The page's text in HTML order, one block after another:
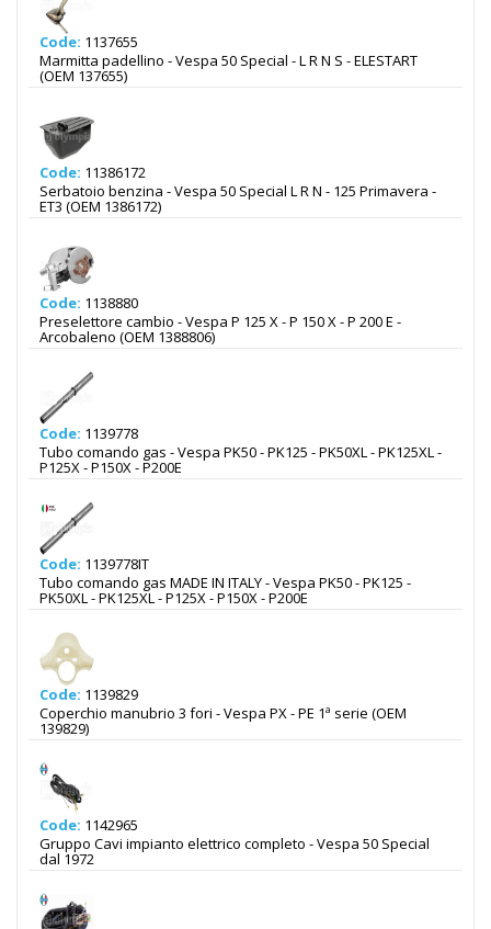
Code: 1137655
Marmitta padellino - Vespa 50 Special - L R N S - ELESTART
(OEM 137655)
Code: 11386172
Serbatoio benzina - Vespa 50 Special L R N - 125 Primavera -
ET3 (OEM 1386172)
Code: 1138880
Preselettore cambio - Vespa P 125 X - P 150 X - P 200 E -
Arcobaleno (OEM 1388806)
Code: 1139778
Tubo comando gas - Vespa PK50 - PK125 - PK50XL - PK125XL -
P125X - P150X - P200E
Code: 1139778IT
Tubo comando gas MADE IN ITALY - Vespa PK50 - PK125 -
PK50XL - PK125XL - P125X - P150X - P200E
Code: 1139829
Coperchio manubrio 3 fori - Vespa PX - PE 1ª serie (OEM
139829)
Code: 1142965
Gruppo Cavi impianto elettrico completo - Vespa 50 Special
dal 1972